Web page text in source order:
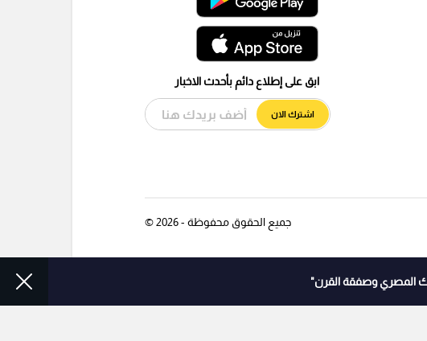
المصري وصفقة القرن"
ابق على إطلاع دائم بأحدث الاخبار
اشترك الان
جميع الحقوق محفوظة - 2026 ©